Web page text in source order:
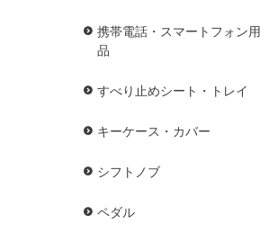
携帯電話・スマートフォン用
品
すべり止めシート・トレイ
キーケース・カバー
シフトノブ
ペダル